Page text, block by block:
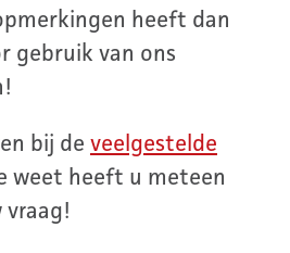
heeft dan
gebruik van ons
bij de veelgestelde
weet heeft u meteen